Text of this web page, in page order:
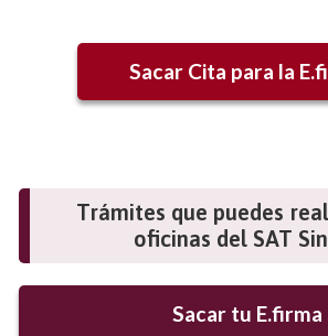
Sacar Cita para la
Trámites que puedes
oficinas del SAT
Sacar tu E.firma